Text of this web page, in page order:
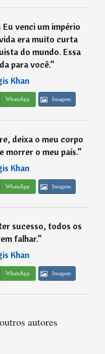
Eu venci um império
era muito curta
do mundo. Essa
para você.”
Khan
WhatsApp Imagem
deixa o meu corpo
morrer o meu país.”
Khan
WhatsApp Imagem
sucesso, todos os
falhar.”
Khan
WhatsApp Imagem
autores